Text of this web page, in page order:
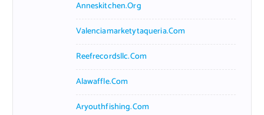
Anneskitchen.org
Valenciamarketytaqueria.com
Reefrecordsllc.com
Alawaffle.com
Aryouthfishing.com